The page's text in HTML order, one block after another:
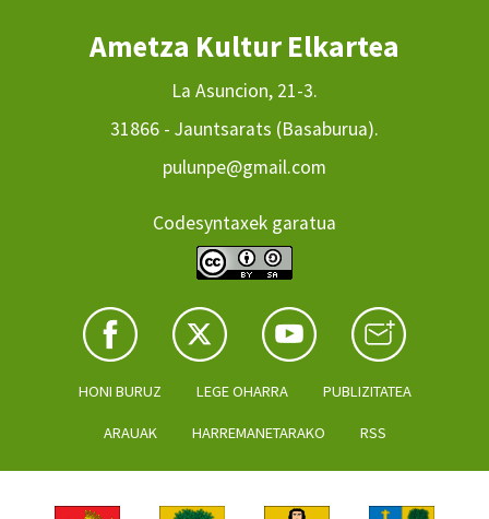
Ametza Kultur Elkartea
La Asuncion, 21-3.
31866 - Jauntsarats (Basaburua).
pulunpe@gmail.com
Codesyntaxek garatua
HONI BURUZ LEGE OHARRA PUBLIZITATEA
ARAUAK HARREMANETARAKO RSS